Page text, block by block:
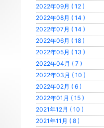
2022年09月 ( 12 )
2022年08月 ( 14 )
2022年07月 ( 14 )
2022年06月 ( 18 )
2022年05月 ( 13 )
2022年04月 ( 7 )
2022年03月 ( 10 )
2022年02月 ( 6 )
2022年01月 ( 15 )
2021年12月 ( 10 )
2021年11月 ( 8 )